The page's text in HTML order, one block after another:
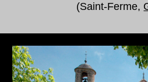
(Saint-Ferme,